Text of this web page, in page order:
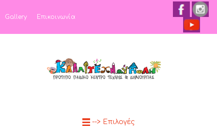
Gallery Επικοινωνία
--> Επιλογές